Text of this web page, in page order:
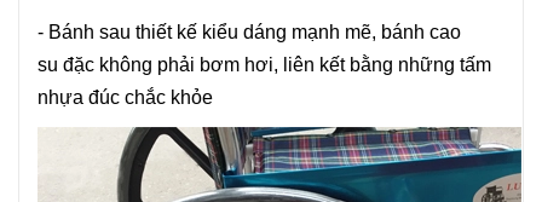
- Bánh sau thiết kế kiểu dáng mạnh mẽ, bánh cao
su đặc không phải bơm hơi, liên kết bằng những tấm
nhựa đúc chắc khỏe